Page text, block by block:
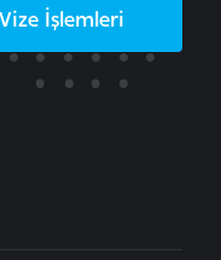
Vize İşlemleri